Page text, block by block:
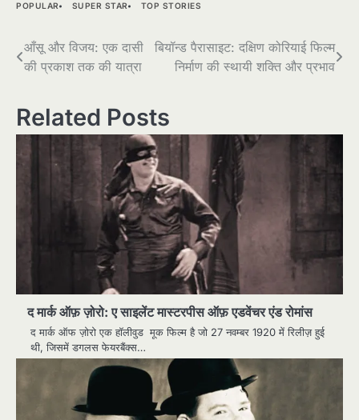
POPULAR
SUPER STAR TOP STORIES
Post
navigation
आँसू और विजय: एक दासी
की प्रकाश तक की यात्रा
बियॉन्ड पैरासाइट: दक्षिण कोरियाई फिल्म
निर्माण की स्थायी शक्ति और प्रभाव
Related Posts
द मार्क ऑफ़ ज़ोरो: ए साइलेंट मास्टरपीस ऑफ़ एडवेंचर एंड रोमांस
द मार्क ऑफ ज़ोरो एक हॉलीवुड मूक फिल्म है जो 27 नवम्बर 1920 में रिलीज़ हुई
थी, जिसमें डगलस फेयरबैंक्स…